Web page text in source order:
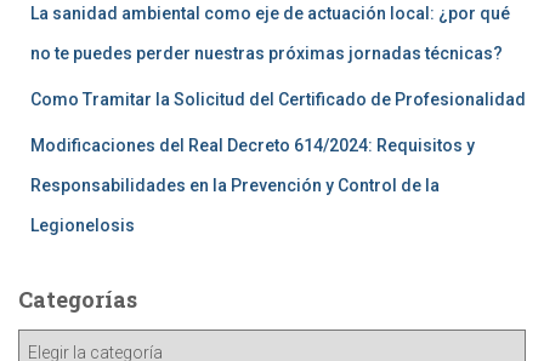
La sanidad ambiental como eje de actuación local: ¿por qué
no te puedes perder nuestras próximas jornadas técnicas?
Como Tramitar la Solicitud del Certificado de Profesionalidad
Modificaciones del Real Decreto 614/2024: Requisitos y
Responsabilidades en la Prevención y Control de la
Legionelosis
Categorías